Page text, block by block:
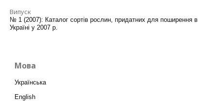
Випуск
№ 1 (2007): Каталог сортів рослин, придатних для поширення в
Україні у 2007 р.
Мова
Українська
English